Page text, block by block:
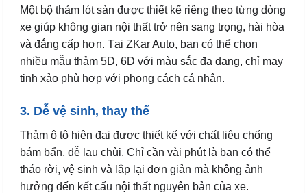
Một bộ thảm lót sàn được thiết kế riêng theo từng dòng
xe giúp không gian nội thất trở nên sang trọng, hài hòa
và đẳng cấp hơn. Tại ZKar Auto, bạn có thể chọn
nhiều mẫu thảm 5D, 6D với màu sắc đa dạng, chỉ may
tinh xảo phù hợp với phong cách cá nhân.
3. Dễ vệ sinh, thay thế
Thảm ô tô hiện đại được thiết kế với chất liệu chống
bám bẩn, dễ lau chùi. Chỉ cần vài phút là bạn có thể
tháo rời, vệ sinh và lắp lại đơn giản mà không ảnh
hưởng đến kết cấu nội thất nguyên bản của xe.